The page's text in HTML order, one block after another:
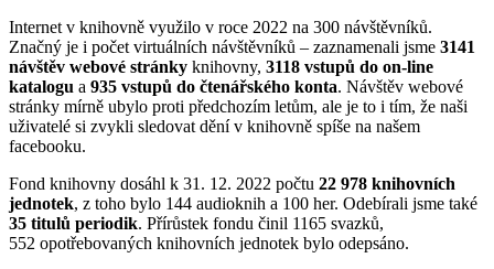
Internet v knihovně využilo v roce 2022 na 300 návštěvníků.
Značný je i počet virtuálních návštěvníků – zaznamenali jsme 3141
návštěv webové stránky knihovny, 3118 vstupů do on-line
katalogu a 935 vstupů do čtenářského konta. Návštěv webové
stránky mírně ubylo proti předchozím letům, ale je to i tím, že naši
uživatelé si zvykli sledovat dění v knihovně spíše na našem
facebooku.
Fond knihovny dosáhl k 31. 12. 2022 počtu 22 978 knihovních
jednotek, z toho bylo 144 audioknih a 100 her. Odebírali jsme také
35 titulů periodik. Přírůstek fondu činil 1165 svazků,
552 opotřebovaných knihovních jednotek bylo odepsáno.